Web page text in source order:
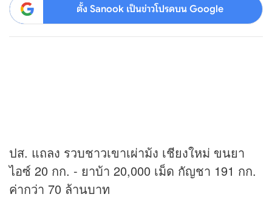
ตั้ง Sanook เป็นข่าวโปรดบน Google
ปส. แถลง รวบชาวเขาเผ่าม้ง เชียงใหม่ ขนยา
ไอซ์ 20 กก. - ยาบ้า 20,000 เม็ด กัญชา 191 กก.
ค่ากว่า 70 ล้านบาท